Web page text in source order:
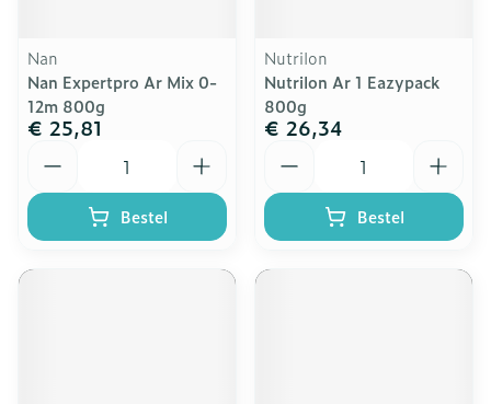
Nan
Nan Expertpro Ar Mix 0-
12m 800g
€ 25,81
Bestel
Nutrilon
Nutrilon Ar 1 Eazypack
800g
€ 26,34
Bestel